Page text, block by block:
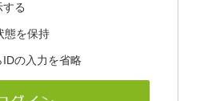
る
態を保持
の入力を省略